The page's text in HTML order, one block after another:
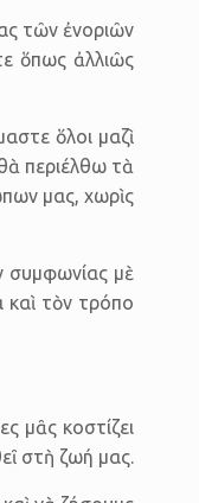
τῶν ἐνοριῶν
ὅπως ἀλλιῶς
ὅλοι μαζὶ
περι­έλθω τὰ
μας, χωρὶς
συμφωνίας μὲ
καὶ τὸν τρόπο
μᾶς κοστίζει
στὴ ζωή μας.